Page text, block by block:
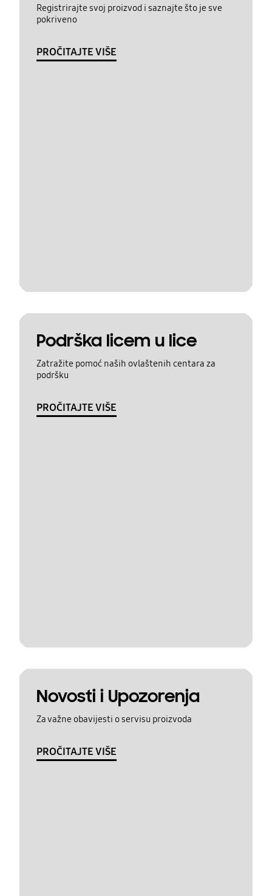
Registrirajte svoj proizvod i saznajte što je sve
pokriveno
PROČITAJTE VIŠE
Podrška licem u lice
Zatražite pomoć naših ovlaštenih centara za
podršku
PROČITAJTE VIŠE
Novosti i Upozorenja
Za važne obavijesti o servisu proizvoda
PROČITAJTE VIŠE